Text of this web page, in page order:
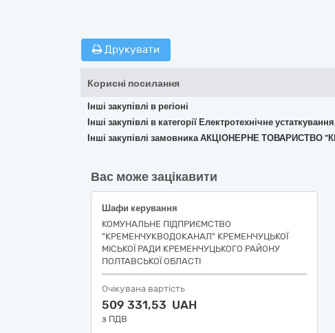
Друкувати
Корисні посилання
Інші закупівлі в регіоні
Інші закупівлі в категорії Електротехнічне
Інші закупівлі замовника АКЦІОНЕРНЕ
Вас може зацікавити
Шафи керування
КОМУНАЛЬНЕ ПІДПРИЄМСТВО
"КРЕМЕНЧУКВОДОКАНАЛ" КРЕМЕНЧУЦЬКОЇ
МІСЬКОЇ РАДИ КРЕМЕНЧУЦЬКОГО РАЙОНУ
ПОЛТАВСЬКОЇ ОБЛАСТІ
Очікувана вартість
509 331,53 UAH
з ПДВ